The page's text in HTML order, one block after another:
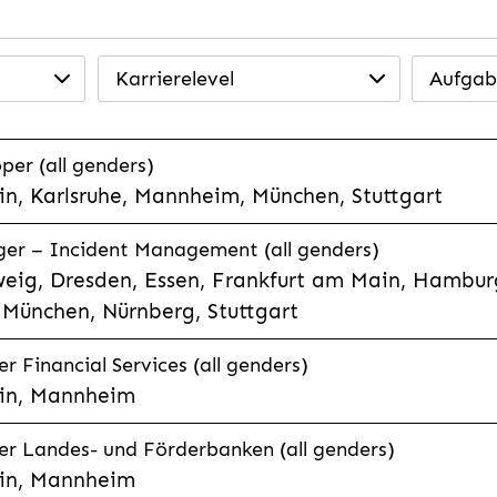
Karrierelevel
(all genders)
Karlsruhe, Mannheim, München, Stuttgart
– Incident Management (all genders)
Dresden, Essen, Frankfurt am Main,
Nürnberg, Stuttgart
Financial Services (all genders)
Mannheim
Landes- und Förderbanken (all genders)
Mannheim